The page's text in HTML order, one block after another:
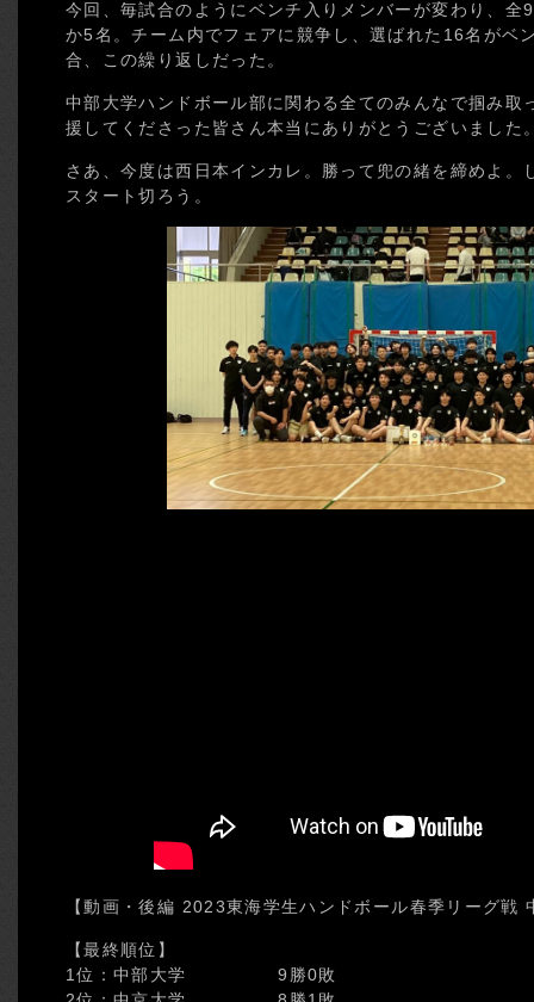
今回、毎試合のようにベンチ入りメンバーが変わり、全
か5名。チーム内でフェアに競争し、選ばれた16名がベ
合、この繰り返しだった。
中部大学ハンドボール部に関わる全てのみんなで掴み取
援してくださった皆さん本当にありがとうございました
さあ、今度は西日本インカレ。勝って兜の緒を締めよ。
スタート切ろう。
【動画・後編 2023東海学生ハンドボール春季リーグ戦
【最終順位】
1位：中部大学 9勝0敗